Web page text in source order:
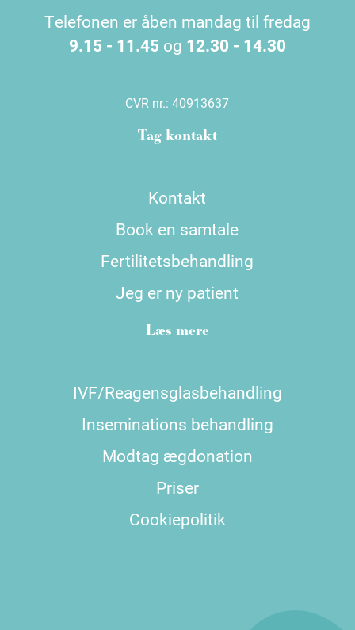
Telefonen er åben mandag til fredag
9.15 - 11.45 og 12.30 - 14.30
CVR nr.:40913637
Tag kontakt
Kontakt
Book en samtale
Fertilitetsbehandling
Jeg er ny patient
Læs mere
IVF/Reagensglasbehandling
Inseminations behandling
Modtag ægdonation
Priser
Cookiepolitik